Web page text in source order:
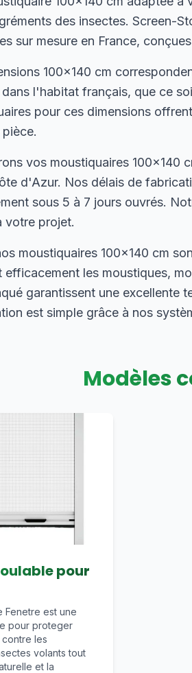
des insectes. Screen-
sur mesure en France,
100×140 cm
l'habitat français, que ce
pour ces dimensions
vos moustiquaires 100×140
d'Azur. Nos délais de
sous 5 à 7 jours ouvrés.
votre projet.
moustiquaires 100×140 cm
efficacement les moustiques,
garantissent une excellente
est simple grâce à nos
Modèles
pour
Fenetre est une
pour proteger
les
volants tout
et la